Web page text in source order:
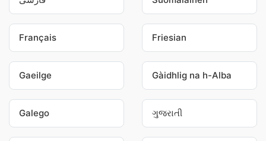
Français Friesian
Gaeilge Gàidhlig na h-Alba
Galego ગુજરાતી